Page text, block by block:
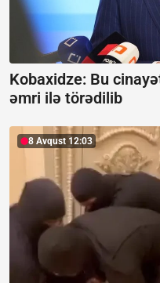
Kobaxidze: Bu
əmri ilə törədilib
8 Avqust 12:03